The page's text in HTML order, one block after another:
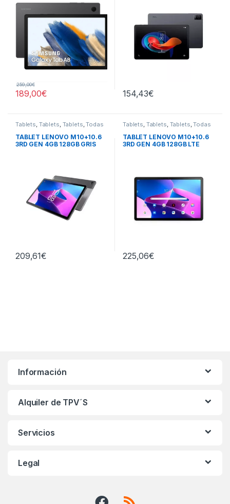
189,00€
259,00€
154,43€
Tablets, Tablets, Tablets,Todas
las Tablets
TABLET LENOVO M10+10.6
3RD GEN 4GB 128GB GRIS
209,61€
Tablets, Tablets, Tablets,Todas
las Tablets
TABLET LENOVO M10+10.6
3RD GEN 4GB 128GB LTE
225,06€
Información
Alquiler de TPV´S
Servicios
Legal